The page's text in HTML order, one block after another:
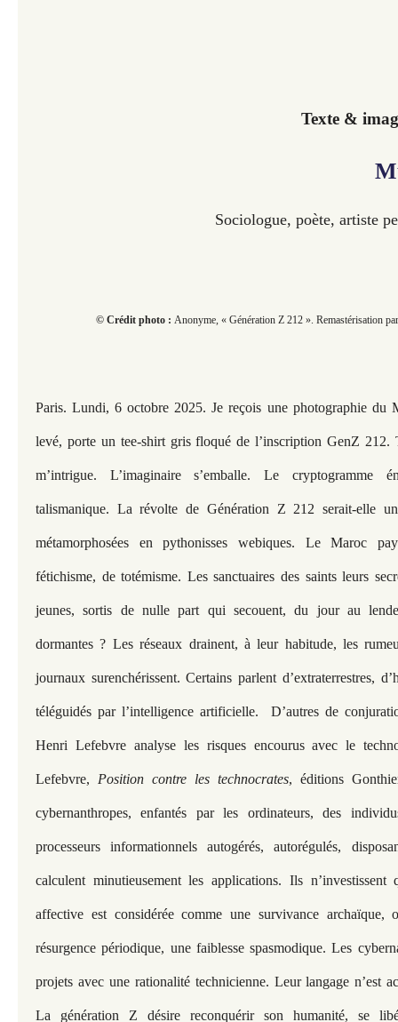
Texte &
Sociologue, poète, artiste
© Crédit photo : Anonyme, « Génération Z 212 ». Remastérisation
Paris. Lundi, 6 octobre 2025. Je reçois une photographie du
levé, porte un tee-shirt gris floqué de l’inscription GenZ
m’intrigue. L’imaginaire s’emballe. Le cryptogramme
talismanique. La révolte de Génération Z 212 serait-elle
métamorphosées en pythonisses webiques. Le Maroc
fétichisme, de totémisme. Les sanctuaires des saints leurs
jeunes, sortis de nulle part qui secouent, du jour au
dormantes ? Les réseaux drainent, à leur habitude, les
journaux surenchérissent. Certains parlent d’extraterrestres,
téléguidés par l’intelligence artificielle. D’autres de
Henri Lefebvre analyse les risques encourus avec le
Lefebvre, Position contre les technocrates, éditions
cybernanthropes, enfantés par les ordinateurs, des
processeurs informationnels autogérés, autorégulés,
calculent minutieusement les applications. Ils
affective est considérée comme une survivance archaïque,
résurgence périodique, une faiblesse spasmodique. Les
projets avec une rationalité technicienne. Leur langage n’est
La génération Z désire reconquérir son humanité, se